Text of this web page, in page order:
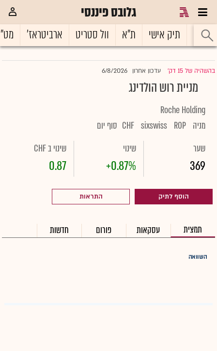
גלובס פיננסי
ראשי תיק אישי ת"א וול סטריט ארביטראז'
בהשהיה של 15 דק' |עדכון אחרון 6/8/2026
מניית רוש הולדינג
Roche Holding
מניה ROP
sixswiss
CHF סוף יום
שער
369
שינוי
+0.87%
שינוי ב CHF
0.87
הוסף לתיק התראות
תמצית עסקאות פורום חדשות
השוואה